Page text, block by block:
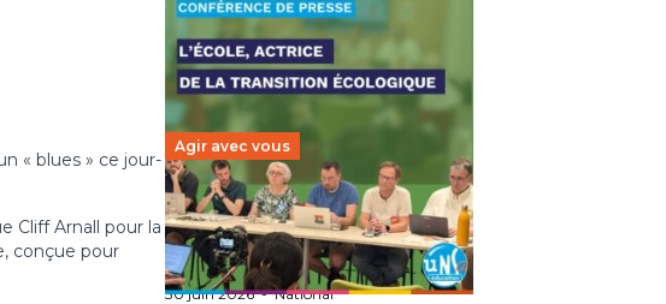
« blues » ce jour-
Cliff Arnall pour la
conçue pour
Agir avec vous
Transition écologique de
l’éducation : l’UNSA Éducation
fait bouger les lignes
30 juin 2026-National